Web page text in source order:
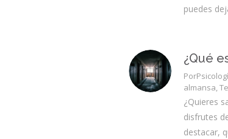
puedes
¿Qué
Por
almansa,
¿Quieres
disfrutes
destacar,